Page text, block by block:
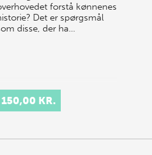
forstå kønnenes
Det er spørgsmål
disse, der ha…
150,00 KR.